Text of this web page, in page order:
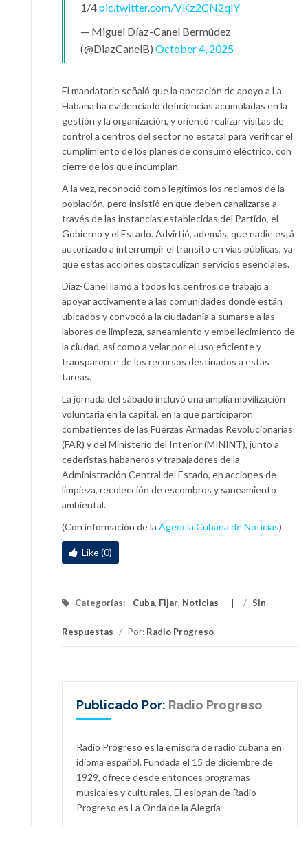
1/4pic.twitter.com/VKz2CN2qlY
— Miguel Díaz-Canel Bermúdez
(@DiazCanelB) October 4, 2025
El mandatario señaló que la operación de apoyo a La
Habana ha evidenciado deficiencias acumuladas en la
gestión y la organización, y orientó realizar visitas de
control a centros del sector no estatal para verificar el
cumplimiento de los planes de consumo eléctrico, con
cierre de los que incumplan.
A la vez, reconoció como legítimos los reclamos de la
población, pero insistió en que deben canalizarse a
través de las instancias establecidas del Partido, el
Gobierno y el Estado. Advirtió, además, que nadie está
autorizado a interrumpir el tránsito en vías públicas, ya
que estas acciones obstaculizan servicios esenciales.
Díaz-Canel llamó a todos los centros de trabajo a
apoyar activamente a las comunidades donde están
ubicados y convocó a la ciudadanía a sumarse a las
labores de limpieza, saneamiento y embellecimiento de
la ciudad, así como a velar por el uso eficiente y
transparente de los recursos destinados a estas
tareas.
La jornada del sábado incluyó una amplia movilización
voluntaria en la capital, en la que participaron
combatientes de las Fuerzas Armadas Revolucionarias
(FAR) y del Ministerio del Interior (MININT), junto a
cederistas habaneros y trabajadores de la
Administración Central del Estado, en acciones de
limpieza, recolección de escombros y saneamiento
ambiental.
(Con información de la Agencia Cubana de Noticias)
Like (0)
Categorías: Cuba, Fijar, Noticias / Sin
Respuestas / Por: Radio Progreso
Publicado Por: Radio Progreso
Radio Progreso es la emisora de radio cubana en
idioma español. Fundada el 15 de diciembre de
1929, ofrece desde entonces programas
musicales y culturales. El eslogan de Radio
Progreso es La Onda de la Alegría